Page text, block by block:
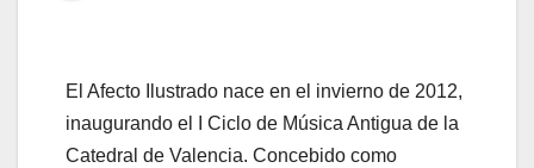
El Afecto Ilustrado nace en el invierno de 2012,
inaugurando el I Ciclo de Música Antigua de la
Catedral de Valencia. Concebido como